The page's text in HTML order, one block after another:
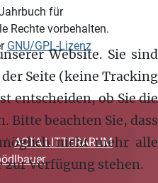
für
Rechte vorbehalten.
GNU/GPL-Lizenz
ACTA LITTERARUM
Website. Sie sind
Seite (keine Tracking
entscheiden, ob Sie die
Bitte beachten Sie, dass
nicht mehr alle
Verfügung stehen.